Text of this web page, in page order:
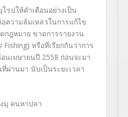
รปให้คำเตือนอย่างเป็น
ความล้มเหลวในการแก้ไข
กฎหมาย ขาดการรายงาน
หรือที่เรียกกันว่าการ
นเมษายนปี 2558 ก่อนจะมา
ผ่านมา นับเป็นระยะเวลา
มุ คนหาปลา